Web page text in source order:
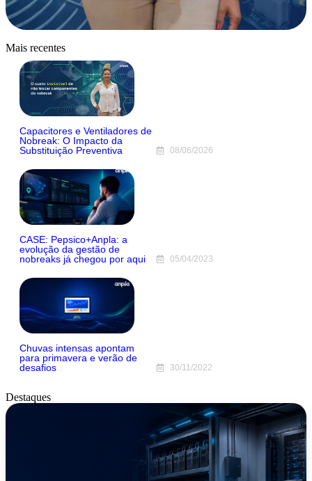
Mais recentes
Capacitores e Ventiladores de
Nobreak: O Impacto da
Substituição Preventiva
08/06/2026
CASE: Pepsico+Anpla: a
evolução da gestão de
nobreaks já chegou por aqui
05/04/2023
Chuvas intensas apontam
para primavera e verão de
desafios
30/11/2022
Destaques